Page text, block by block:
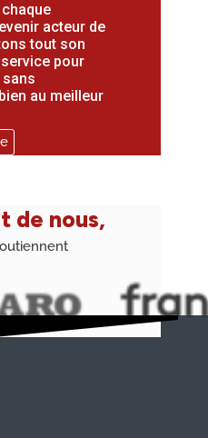
acteur de
tout son
pour
sans
au meilleur
de nous,